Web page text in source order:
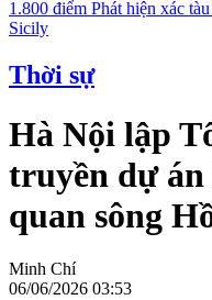
1.800 điểm Phát hiện xác
Sicily
Thời sự
Hà Nội lập
truyền dự
quan sông
Minh Chí
06/06/2026 03:53